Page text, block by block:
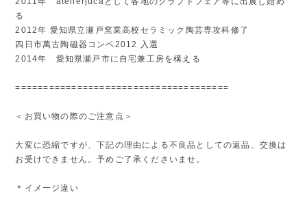
る
2012年 愛知県立瀬戸窯業高校セラミック陶芸専攻科修了
四日市萬古陶磁器コンペ2012 入選
2014年 愛知県瀬戸市に自宅兼工房を構える
======================================
＜お買い物の際のご注意点＞
大変に恐縮ですが、下記の理由による不良品としての返品、交換は
お受けできません。予めご了承くださいませ。
＊イメージ違い